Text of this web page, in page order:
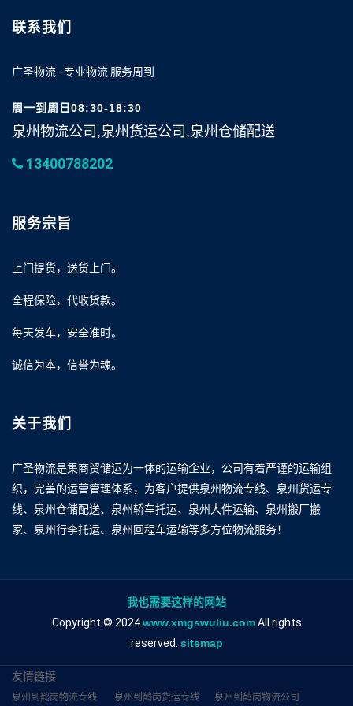
联系我们
广圣物流--专业物流 服务周到
周一到周日08:30-18:30
泉州物流公司,泉州货运公司,泉州仓储配送
13400788202
服务宗旨
上门提货，送货上门。
全程保险，代收货款。
每天发车，安全准时。
诚信为本，信誉为魂。
关于我们
广圣物流是集商贸储运为一体的运输企业，公司有着严谨的运输组
织，完善的运营管理体系，为客户提供泉州物流专线、泉州货运专
线、泉州仓储配送、泉州轿车托运、泉州大件运输、泉州搬厂搬
家、泉州行李托运、泉州回程车运输等多方位物流服务！
我也需要这样的网站
Copyright © 2024www.xmgswuliu.comAll rights
reserved. sitemap
友情链接
泉州到鹤岗物流专线 泉州到鹤岗货运专线 泉州到鹤岗物流公司